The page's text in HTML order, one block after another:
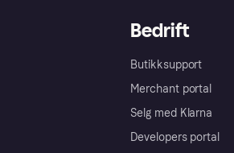
Bedrift
Butikksupport
Merchant portal
Selg med Klarna
Developers portal